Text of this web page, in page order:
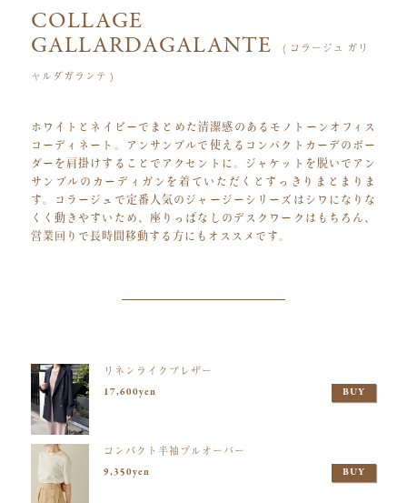
COLLAGE
GALLARDAGALANTE ( コラージュ ガリ
ャルダガランテ )
ホワイトとネイビーでまとめた清潔感のあるモノトーンオフィス
コーディネート。アンサンブルで使えるコンパクトカーデのボー
ダーを肩掛けすることでアクセントに。ジャケットを脱いでアン
サンブルのカーディガンを着ていただくとすっきりまとまりま
す。コラージュで定番人気のジャージーシリーズはシワになりな
くく動きやすいため、座りっぱなしのデスクワークはもちろん、
営業回りで長時間移動する方にもオススメです。
リネンライクブレザー
17,600yen
BUY
コンパクト半袖プルオーバー
9,350yen
BUY